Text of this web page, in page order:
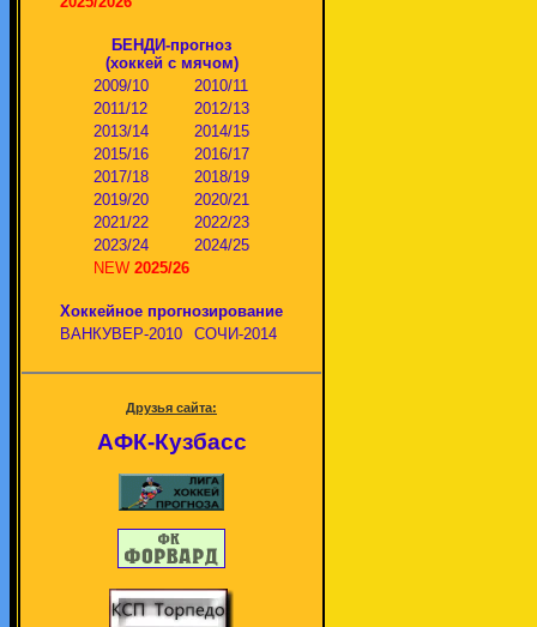
БЕНДИ-прогноз
(хоккей с мячом)
2009/10
2010/11
2011/12
2012/13
2013/14
2014/15
2015/16
2016/17
2017/18
2018/19
2019/20
2020/21
2021/22
2022/23
2023/24
2024/25
NEW 2025/26
Хоккейное прогнозирование
ВАНКУВЕР-2010
СОЧИ-2014
Друзья сайта:
АФК-Кузбасс